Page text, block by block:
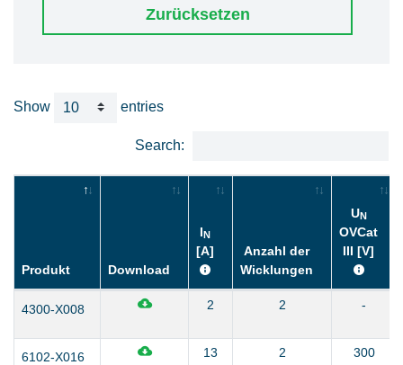
Zurücksetzen
Show entries
Search:
Produkt Download
I N
[A]
Anzahl der
Wicklungen
UN
OVCat
III [V]
4300-X008 2 2 -
6102-X016 13 2 300